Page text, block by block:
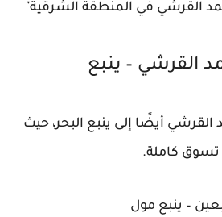
القرشي في المنطقة الشرقية"
القرشي أيضًا إلى ينبع البحر، حيث
تسوق كاملة.
– ينبع مول